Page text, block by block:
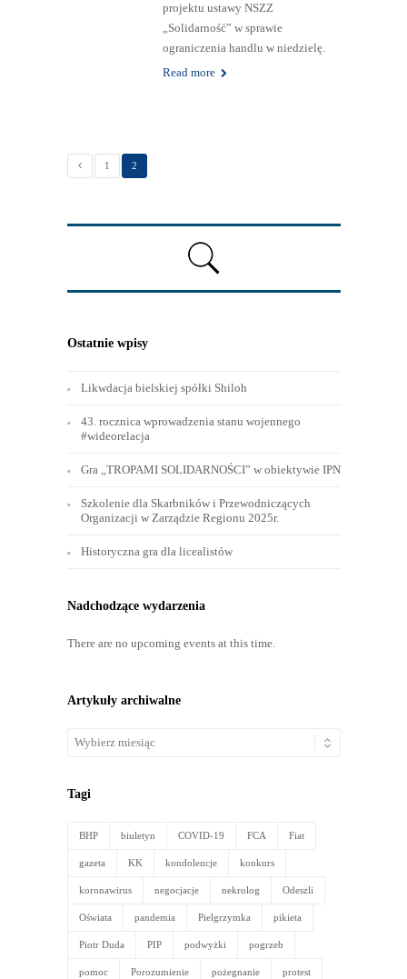
projektu ustawy NSZZ
„Solidarność” w sprawie
ograniczenia handlu w niedzielę.
Read more
1 2
Ostatnie wpisy
Likwdacja bielskiej spółki Shiloh
43. rocznica wprowadzenia stanu wojennego
#wideorelacja
Gra „TROPAMI SOLIDARNOŚCI” w obiektywie IPN
Szkolenie dla Skarbników i Przewodniczących
Organizacji w Zarządzie Regionu 2025r.
Historyczna gra dla licealistów
Nadchodzące wydarzenia
There are no upcoming events at this time.
Artykuły archiwalne
Artykuły
Tagi
BHP biuletyn COVID-19 FCA Fiat
gazeta KK kondolencje konkurs
koronawirus negocjacje nekrolog Odeszli
Oświata pandemia Pielgrzymka pikieta
Piotr Duda PIP podwyżki pogrzeb
pomoc Porozumienie pożegnanie protest